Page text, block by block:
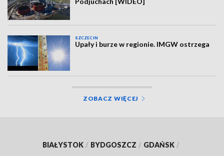
SZCZECIN
Upały i burze w regionie. IMGW ostrzega
ZOBACZ WIĘCEJ
BIAŁYSTOK / BYDGOSZCZ / GDAŃSK /